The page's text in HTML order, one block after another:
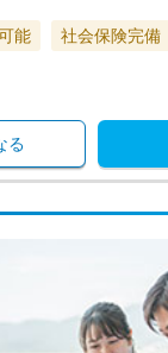
能 社会保険完備
る